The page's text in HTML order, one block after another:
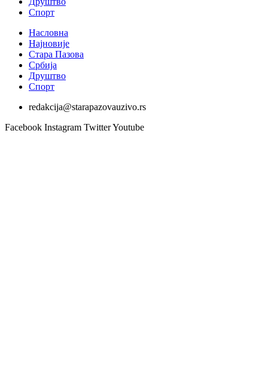
Спорт
Насловна
Најновије
Стара Пазова
Србија
Друштво
Спорт
redakcija@starapazovauzivo.rs
Facebook Instagram TwitterYoutube